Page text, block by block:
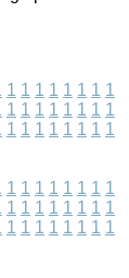
1 1 1 1 1 1 1 1
1 1 1 1 1 1 1 1
1 1 1 1 1 1 1 1
1 1 1 1 1 1 1 1
1 1 1 1 1 1 1 1
1 1 1 1 1 1 1 1